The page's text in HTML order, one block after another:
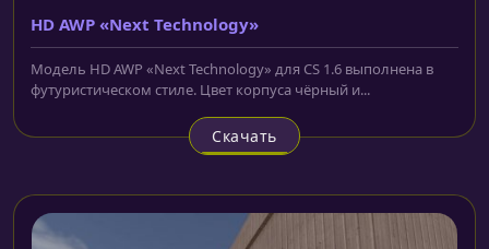
HD AWP «Next Technology»
Модель HD AWP «Next Technology» для CS 1.6 выполнена в
футуристическом стиле. Цвет корпуса чёрный и...
Скачать